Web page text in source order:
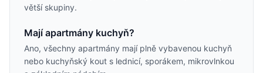
větší skupiny.
Mají apartmány kuchyň?
Ano, všechny apartmány mají plně vybavenou kuchyň
nebo kuchyňský kout s lednicí, sporákem, mikrovlnkou